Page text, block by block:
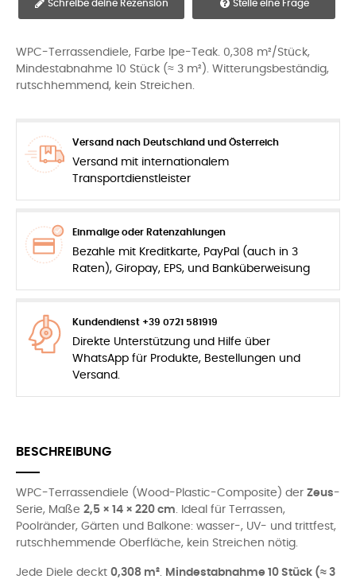
Schreibe deine Rezension Stelle eine Frage
WPC-Terrassendiele, Farbe Ipe-Teak. 0,308 m²/Stück,
Mindestabnahme 10 Stück (≈ 3 m²). Witterungsbeständig,
rutschhemmend, kein Streichen.
Versand nach Deutschland und Österreich
Versand mit internationalem
Transportdienstleister
Einmalige oder Ratenzahlungen
Bezahle mit Kreditkarte, PayPal (auch in 3
Raten), Giropay, EPS, und Banküberweisung
Kundendienst +39 0721 581919
Direkte Unterstützung und Hilfe über
WhatsApp für Produkte, Bestellungen und
Versand.
BESCHREIBUNG
WPC-Terrassendiele (Wood-Plastic-Composite) der Zeus-
Serie, Maße 2,5 × 14 × 220 cm. Ideal für Terrassen,
Poolränder, Gärten und Balkone: wasser-, UV- und trittfest,
rutschhemmende Oberfläche, kein Streichen nötig.
Jede Diele deckt 0,308 m². Mindestabnahme 10 Stück (≈ 3